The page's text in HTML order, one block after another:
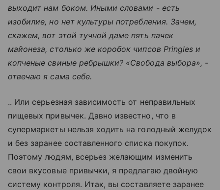
выходит нам боком. Иными словами - есть
изобилие, но нет культуры потребления. Зачем,
скажем, вот этой тучной даме пять пачек
майонеза, столько же коробок чипсов Pringles и
копченые свиные ребрышки? «Свобода выбора», -
отвечаю я сама себе.
.. Или серьезная зависимость от неправильных
пищевых привычек. Давно известно, что в
супермаркеты нельзя ходить на голодный желудок
и без заранее составленного списка покупок.
Поэтому людям, всерьез желающим изменить
свои вкусовые привычки, я предлагаю двойную
систему контроля. Итак, вы составляете заранее